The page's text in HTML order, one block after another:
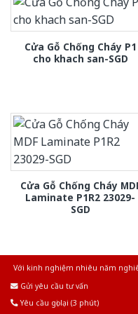
Cửa Gỗ Chống Cháy P1
cho khach san-SGD
Cửa Gỗ Chống Cháy
Laminate P1R2 23029-
SGD
Với kinh nghiệm nhiêu năm
Gửi yêu cầu tư vấn
Yêu cầu gọi lại (3 phút)